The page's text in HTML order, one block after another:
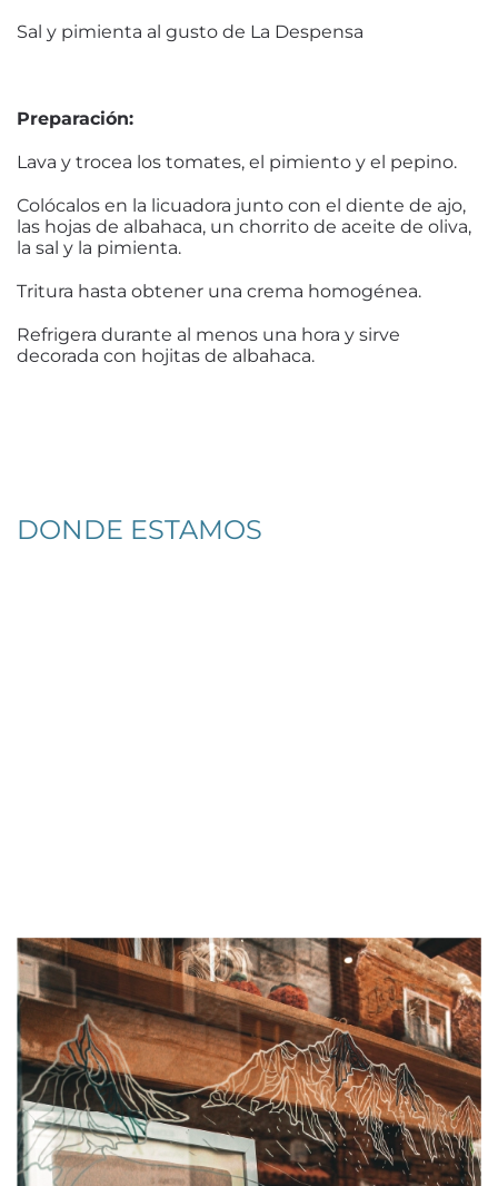
Sal y pimienta al gusto de La Despensa
Preparación:
Lava y trocea los tomates, el pimiento y el pepino.
Colócalos en la licuadora junto con el diente de ajo,
las hojas de albahaca, un chorrito de aceite de oliva,
la sal y la pimienta.
Tritura hasta obtener una crema homogénea.
Refrigera durante al menos una hora y sirve
decorada con hojitas de albahaca.
DONDE ESTAMOS